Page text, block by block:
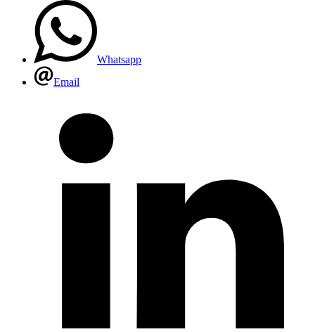
Whatsapp
Email